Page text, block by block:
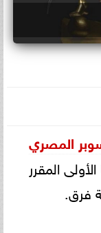
المصري
المقرر
فرق.